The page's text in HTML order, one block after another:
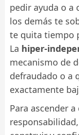
pedir ayuda o a
los demás te
te quita tiempo
La hiper-
mecanismo de
defraudado o a
exactamente
Para ascender